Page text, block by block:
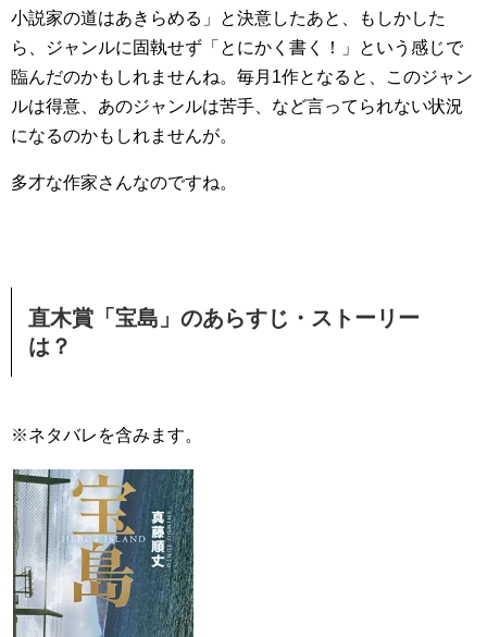
小説家の道はあきらめる」と決意したあと、もしかした
ら、ジャンルに固執せず「とにかく書く！」という感じで
臨んだのかもしれませんね。毎月1作となると、このジャン
ルは得意、あのジャンルは苦手、など言ってられない状況
になるのかもしれませんが。
多才な作家さんなのですね。
直木賞「宝島」のあらすじ・ストーリー
は？
※ネタバレを含みます。